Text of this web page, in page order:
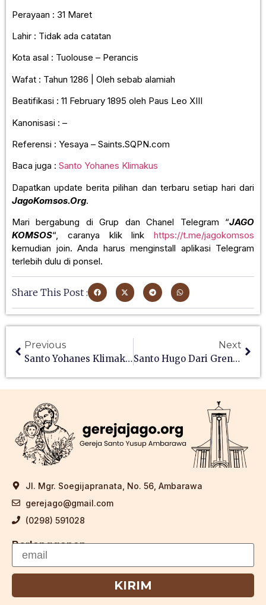
Perayaan : 31 Maret
Lahir : Tidak ada catatan
Kota asal : Tuolouse – Perancis
Wafat : Tahun 1286 | Oleh sebab alamiah
Beatifikasi : 11 February 1895 oleh Paus Leo XIII
Kanonisasi : –
Referensi : Yesaya – Saints.SQPN.com
Baca juga : Santo Yohanes Klimakus
Dapatkan update berita pilihan dan terbaru setiap hari dari
JagoKomsos.Org.
Mari bergabung di Grup dan Chanel Telegram “JAGO
KOMSOS“, caranya klik link https://t.me/jagokomsos
kemudian join. Anda harus menginstall aplikasi Telegram
terlebih dulu di ponsel.
Share This Post :
Previous
Santo Yohanes Klimakus
Next
Santo Hugo Dari Grenoble
Jl. Mgr. Soegijapranata, No. 56, Ambarawa
gerejago@gmail.com
(0298) 591028
Berlangganan
KIRIM